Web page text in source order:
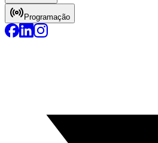
Programação